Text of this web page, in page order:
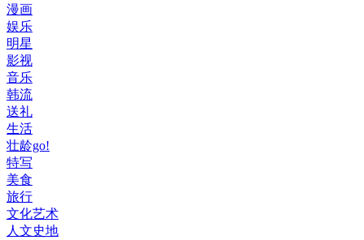
漫画
娱乐
明星
影视
音乐
韩流
送礼
生活
壮龄go!
特写
美食
旅行
文化艺术
人文史地